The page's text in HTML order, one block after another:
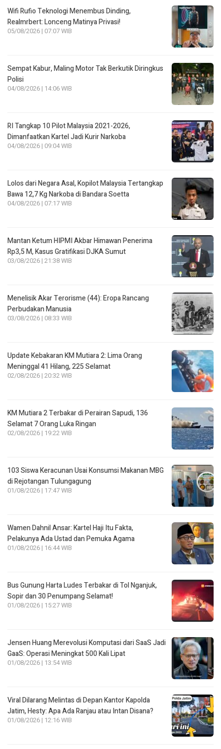
Wifi Rufio Teknologi Menembus Dinding,
Realmrbert: Lonceng Matinya Privasi!
05/08/2026 | 07:07 WIB
Sempat Kabur, Maling Motor Tak Berkutik Diringkus
Polisi
04/08/2026 | 14:06 WIB
RI Tangkap 10 Pilot Malaysia 2021-2026,
Dimanfaatkan Kartel Jadi Kurir Narkoba
04/08/2026 | 09:04 WIB
Lolos dari Negara Asal, Kopilot Malaysia Tertangkap
Bawa 12,7 Kg Narkoba di Bandara Soetta
04/08/2026 | 07:17 WIB
Mantan Ketum HIPMI Akbar Himawan Penerima
Rp3,5 M, Kasus Gratifikasi DJKA Sumut
03/08/2026 | 21:38 WIB
Menelisik Akar Terorisme (44): Eropa Rancang
Perbudakan Manusia
03/08/2026 | 08:33 WIB
Update Kebakaran KM Mutiara 2: Lima Orang
Meninggal 41 Hilang, 225 Selamat
02/08/2026 | 20:32 WIB
KM Mutiara 2 Terbakar di Perairan Sapudi, 136
Selamat 7 Orang Luka Ringan
02/08/2026 | 19:22 WIB
103 Siswa Keracunan Usai Konsumsi Makanan MBG
di Rejotangan Tulungagung
01/08/2026 | 17:47 WIB
Wamen Dahnil Ansar: Kartel Haji Itu Fakta,
Pelakunya Ada Ustad dan Pemuka Agama
01/08/2026 | 16:44 WIB
Bus Gunung Harta Ludes Terbakar di Tol Nganjuk,
Sopir dan 30 Penumpang Selamat!
01/08/2026 | 15:27 WIB
Jensen Huang Merevolusi Komputasi dari SaaS Jadi
GaaS: Operasi Meningkat 500 Kali Lipat
01/08/2026 | 13:54 WIB
Viral Dilarang Melintas di Depan Kantor Kapolda
Jatim, Hesty: Apa Ada Ranjau atau Intan Disana?
01/08/2026 | 12:16 WIB